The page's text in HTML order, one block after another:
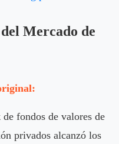
Mercado de
fondos de valores de
privados alcanzó los